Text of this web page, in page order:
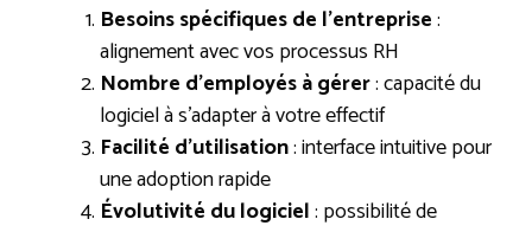
Besoins spécifiques de l’entreprise:
alignement avec vos processus RH
Nombre d’employés à gérer: capacité du
logiciel à s’adapter à votre effectif
Facilité d’utilisation: interface intuitive pour
une adoption rapide
Évolutivité du logiciel: possibilité de